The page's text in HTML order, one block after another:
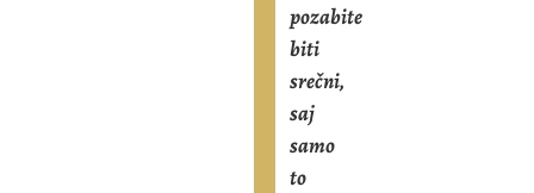
pozabite
biti
srečni,
saj
samo
to